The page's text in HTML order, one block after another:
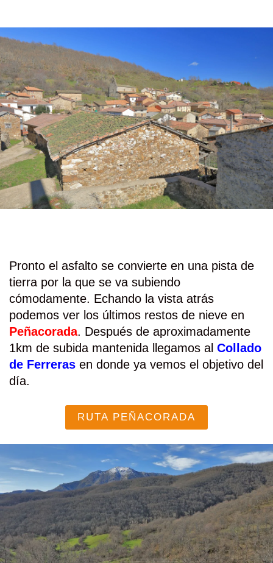
Pronto el asfalto se convierte en una pista de
tierra por la que se va subiendo
cómodamente. Echando la vista atrás
podemos ver los últimos restos de nieve en
Peñacorada. Después de aproximadamente
1km de subida mantenida llegamos al Collado
de Ferreras en donde ya vemos el objetivo del
día.
RUTA PEÑACORADA